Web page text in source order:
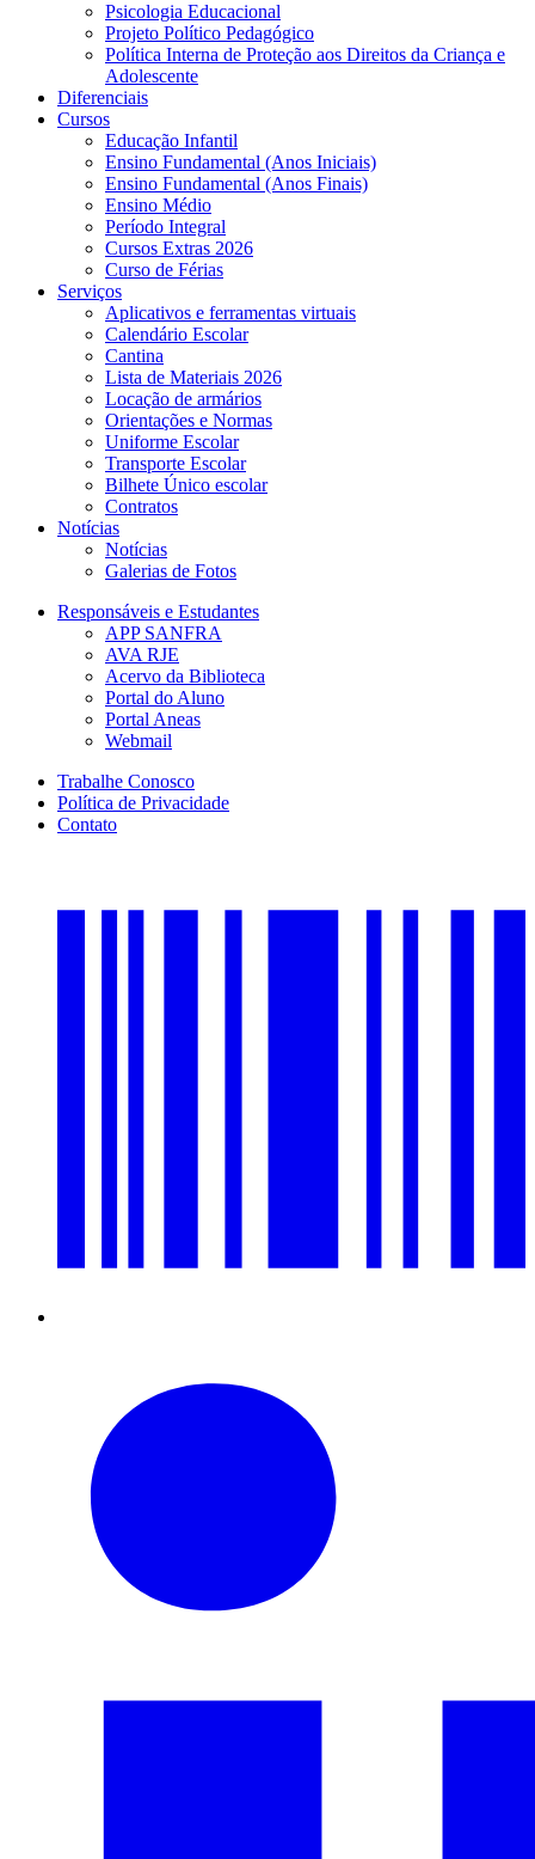
Psicologia Educacional
Projeto Político Pedagógico
Política Interna de Proteção aos Direitos da Criança e
Adolescente
Diferenciais
Cursos
Educação Infantil
Ensino Fundamental (Anos Iniciais)
Ensino Fundamental (Anos Finais)
Ensino Médio
Período Integral
Cursos Extras 2026
Curso de Férias
Serviços
Aplicativos e ferramentas virtuais
Calendário Escolar
Cantina
Lista de Materiais 2026
Locação de armários
Orientações e Normas
Uniforme Escolar
Transporte Escolar
Bilhete Único escolar
Contratos
Notícias
Notícias
Galerias de Fotos
Responsáveis e Estudantes
APP SANFRA
AVA RJE
Acervo da Biblioteca
Portal do Aluno
Portal Aneas
Webmail
Trabalhe Conosco
Política de Privacidade
Contato